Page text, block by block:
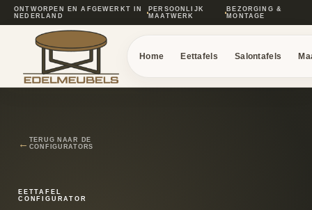
ONTWORPEN EN AFGEWERKT IN
NEDERLAND
PERSOONLIJK
MAATWERK
BEZORGING &
MONTAGE
Home Eettafels Salontafels
← TERUG NAAR DE
CONFIGURATORS
EETTAFEL
CONFIGURATOR